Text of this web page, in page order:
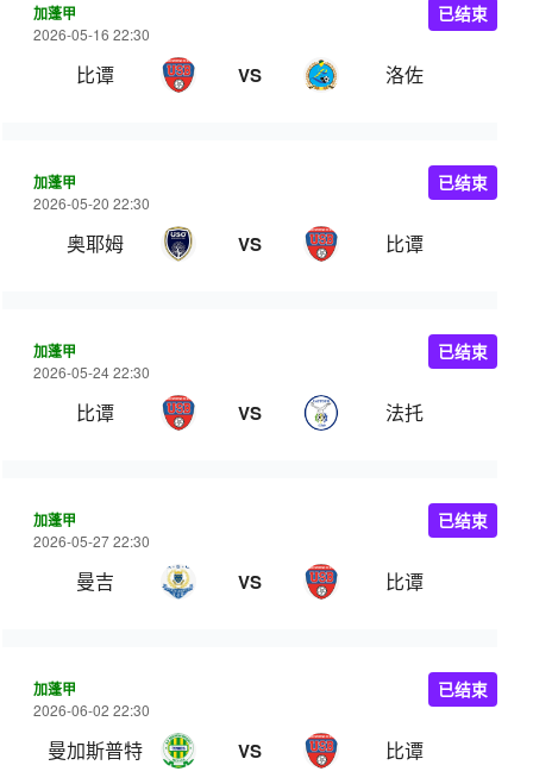
加蓬甲
2026-05-16 22:30
比谭 VS 洛佐
已结束
加蓬甲
2026-05-20 22:30
奥耶姆 VS 比谭
已结束
加蓬甲
2026-05-24 22:30
比谭 VS 法托
已结束
加蓬甲
2026-05-27 22:30
曼吉 VS 比谭
已结束
加蓬甲
2026-06-02 22:30
曼加斯普特 VS 比谭
已结束